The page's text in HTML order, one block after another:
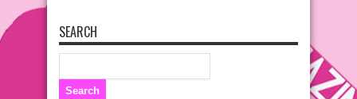
SEARCH